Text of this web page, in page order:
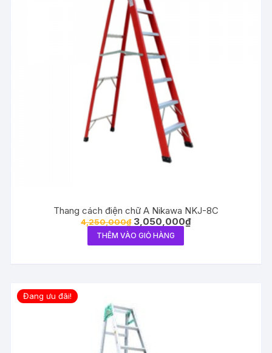
Thang cách điện chữ A Nikawa NKJ-8C
4,250,000₫ 3,050,000₫
THÊM VÀO GIỎ HÀNG
Đang ưu đãi!